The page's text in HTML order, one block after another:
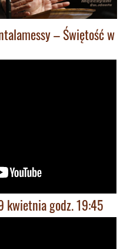
– Świętość w
kwietnia godz. 19:45